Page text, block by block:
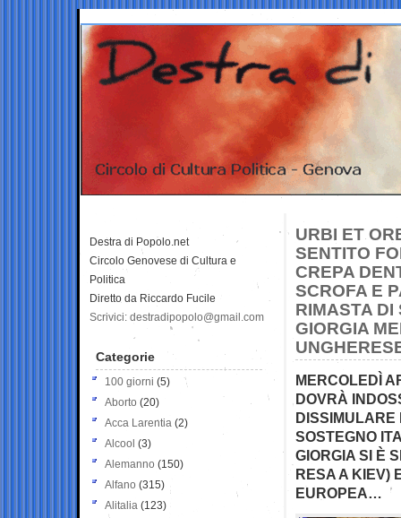
URBI ET
SENTITO
CREPA
SCROFA E
RIMASTA DI
GIORGIA
MERCOLEDÌ
DOVRÀ
DISSIMULARE
SOSTEGNO
GIORGIA SI È
RESA A KIEV)
EUROPEA…
Destra di Popolo.net
Circolo Genovese di Cultura e
Politica
Diretto da Riccardo Fucile
Scrivici: destradipopolo@gmail.com
Categorie
100 giorni (5)
Aborto (20)
Acca Larentia (2)
Alcool (3)
Alemanno (150)
Alfano (315)
Alitalia (123)